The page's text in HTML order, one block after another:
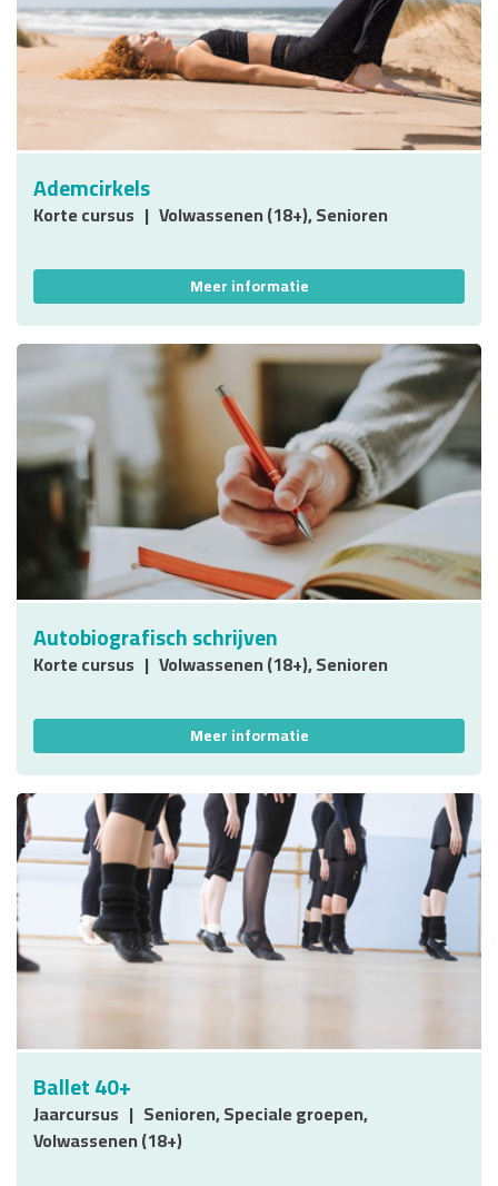
Ademcirkels
Korte cursus Volwassenen (18+), Senioren
Meer informatie
Autobiografisch schrijven
Korte cursus Volwassenen (18+), Senioren
Meer informatie
Ballet 40+
Jaarcursus
Senioren, Speciale groepen,
Volwassenen (18+)